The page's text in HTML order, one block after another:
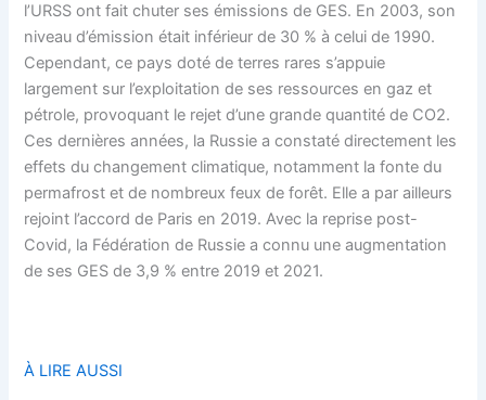
l’URSS ont fait chuter ses émissions de GES. En 2003, son
niveau d’émission était inférieur de 30 % à celui de 1990.
Cependant, ce pays doté de terres rares s’appuie
largement sur l’exploitation de ses ressources en gaz et
pétrole, provoquant le rejet d’une grande quantité de CO2.
Ces dernières années, la Russie a constaté directement les
effets du changement climatique, notamment la fonte du
permafrost et de nombreux feux de forêt. Elle a par ailleurs
rejoint l’accord de Paris en 2019. Avec la reprise post-
Covid, la Fédération de Russie a connu une augmentation
de ses GES de 3,9 % entre 2019 et 2021.
À LIRE AUSSI